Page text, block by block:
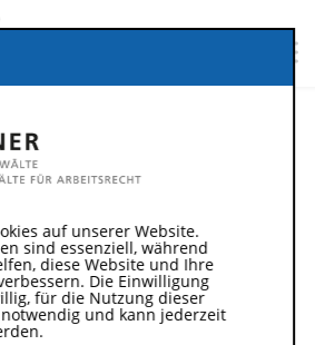
um den Urlaub
auf unserer Website.
sind essenziell, während
diese Website und Ihre
Die Einwilligung
für die Nutzung dieser
und kann jederzeit